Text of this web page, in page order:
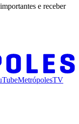
e receber
MetrópolesTV